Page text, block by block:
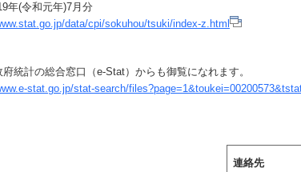
年(令和元年)7月分
data/cpi/sokuhou/tsuki/index-z.html
府統計の総合窓口（e-Stat）からも御覧になれます。
stat.go.jp/stat-search/
連絡先